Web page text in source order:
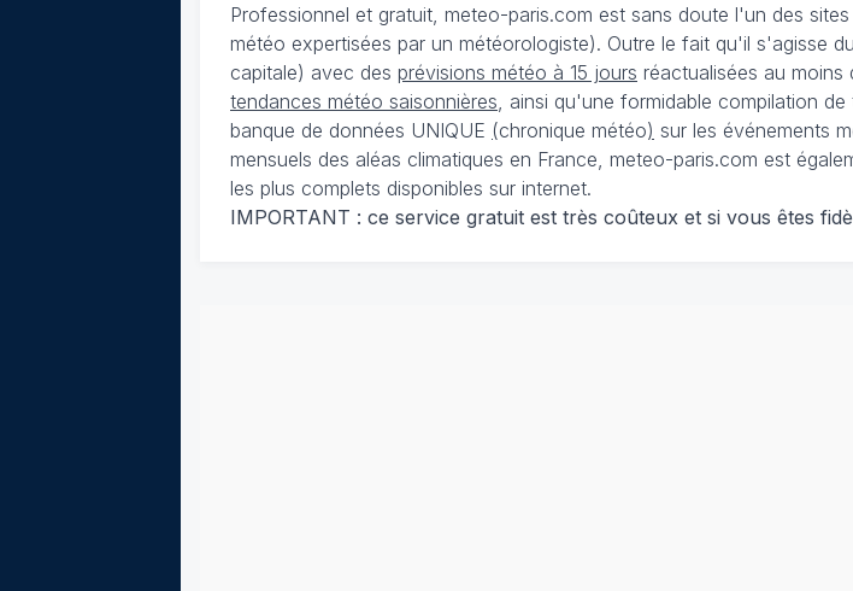
Professionnel et gratuit, meteo-paris.com est sans doute l'un des
météo expertisées par un météorologiste). Outre le fait qu'il s'agisse
capitale) avec des prévisions météo à 15 jours réactualisées au
tendances météo saisonnières , ainsi qu'une formidable compilation
banque de données UNIQUE (chronique météo) sur les événements
mensuels des aléas climatiques en France, meteo-paris.com est
les plus complets disponibles sur internet.
IMPORTANT : ce service gratuit est très coûteux et si vous êtes